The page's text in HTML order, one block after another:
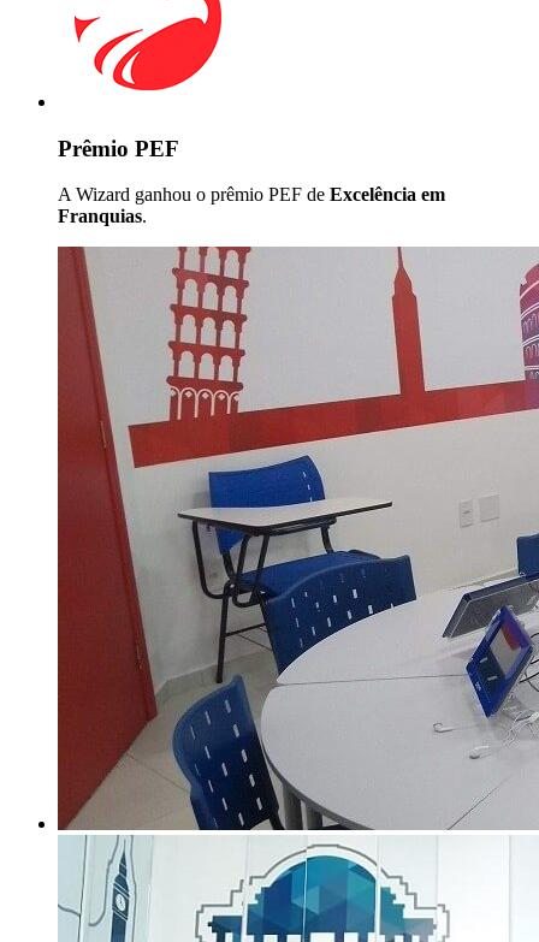
Prêmio PEF
A Wizard ganhou o prêmio PEF de Excelência em
Franquias.